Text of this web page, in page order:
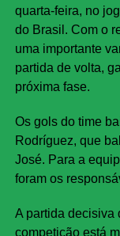
quarta-feira, no
do Brasil. Com o
uma importante
partida de volta,
próxima fase.
Os gols do time
Rodríguez, que
José. Para a
foram os
A partida decisiva
competição está